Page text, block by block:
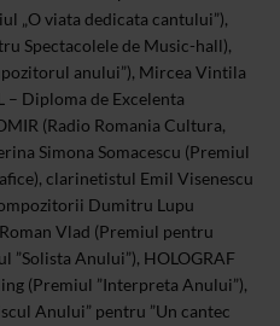
„O viata dedicata cantului”),
Spectacolele de Music-hall),
anului”), Mircea Vintila
– Diploma de Excelenta
(Radio Romania Cultura,
Simona Somacescu (Premiul
clarinetistul Emil Visenescu
Dumitru Lupu
Vlad (Premiul pentru
”Solista Anului”), HOLOGRAF
(Premiul ”Interpreta Anului”),
Anului” pentru ”Un cantec